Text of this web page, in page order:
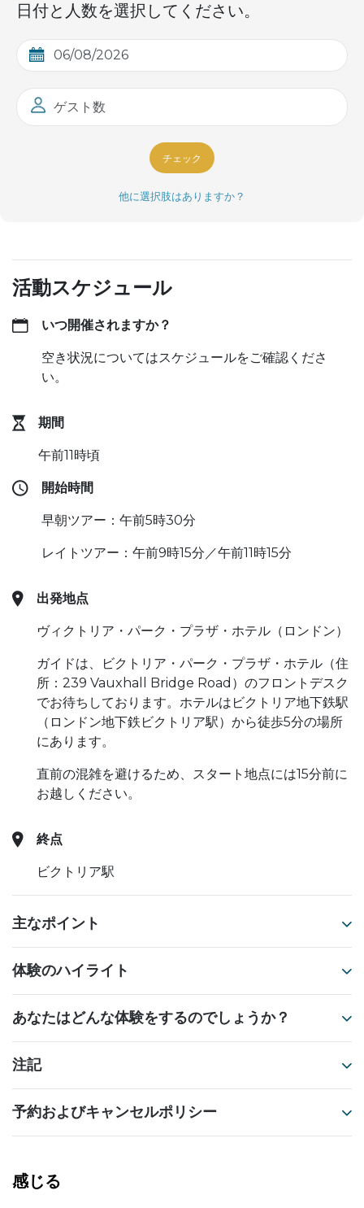
日付と人数を選択してください。
ゲスト数
チェック
他に選択肢はありますか？
活動スケジュール
いつ開催されますか？
空き状況についてはスケジュールをご確認くださ
い。
期間
午前11時頃
開始時間
早朝ツアー：午前5時30分
レイトツアー：午前9時15分／午前11時15分
出発地点
ヴィクトリア・パーク・プラザ・ホテル（ロンドン）
ガイドは、ビクトリア・パーク・プラザ・ホテル（住
所：239 Vauxhall Bridge Road）のフロントデスク
でお待ちしております。ホテルはビクトリア地下鉄駅
（ロンドン地下鉄ビクトリア駅）から徒歩5分の場所
にあります。
直前の混雑を避けるため、スタート地点には15分前に
お越しください。
終点
ビクトリア駅
主なポイント
体験のハイライト
あなたはどんな体験をするのでしょうか？
注記
予約およびキャンセルポリシー
感じる